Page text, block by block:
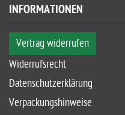
INFORMATIONEN
Vertrag widerrufen
Widerrufsrecht
Datenschutzerklärung
Verpackungshinweise